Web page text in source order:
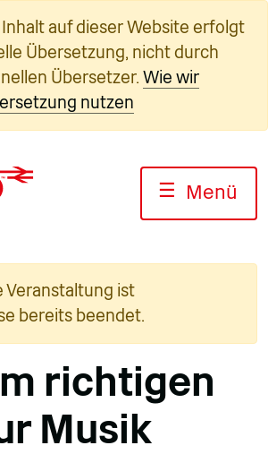
auf dieser Website erfolgt
Übersetzung, nicht durch
Übersetzer. Wie wir
nutzen
☰ Menü
Veranstaltung ist
bereits beendet.
richtigen
Musik